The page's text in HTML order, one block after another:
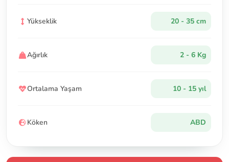
Yükseklik 20 - 35 cm
Ağırlık 2 - 6 Kg
Ortalama Yaşam 10 - 15 yıl
Köken ABD